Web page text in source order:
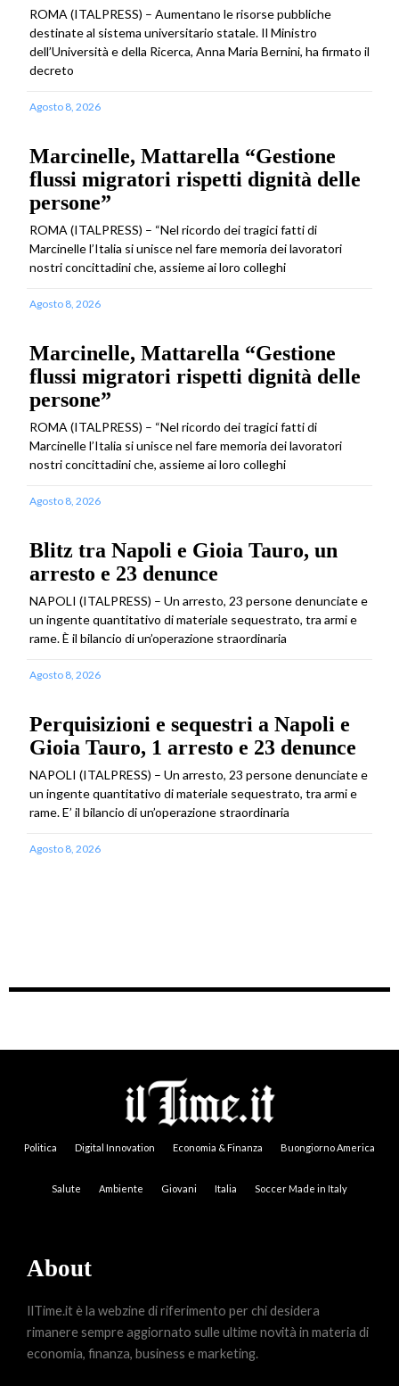
ROMA (ITALPRESS) – Aumentano le risorse pubbliche
destinate al sistema universitario statale. Il Ministro
dell’Università e della Ricerca, Anna Maria Bernini, ha firmato il
decreto
Agosto 8, 2026
Marcinelle, Mattarella “Gestione
flussi migratori rispetti dignità delle
persone”
ROMA (ITALPRESS) – “Nel ricordo dei tragici fatti di
Marcinelle l’Italia si unisce nel fare memoria dei lavoratori
nostri concittadini che, assieme ai loro colleghi
Agosto 8, 2026
Marcinelle, Mattarella “Gestione
flussi migratori rispetti dignità delle
persone”
ROMA (ITALPRESS) – “Nel ricordo dei tragici fatti di
Marcinelle l’Italia si unisce nel fare memoria dei lavoratori
nostri concittadini che, assieme ai loro colleghi
Agosto 8, 2026
Blitz tra Napoli e Gioia Tauro, un
arresto e 23 denunce
NAPOLI (ITALPRESS) – Un arresto, 23 persone denunciate e
un ingente quantitativo di materiale sequestrato, tra armi e
rame. È il bilancio di un’operazione straordinaria
Agosto 8, 2026
Perquisizioni e sequestri a Napoli e
Gioia Tauro, 1 arresto e 23 denunce
NAPOLI (ITALPRESS) – Un arresto, 23 persone denunciate e
un ingente quantitativo di materiale sequestrato, tra armi e
rame. E’ il bilancio di un’operazione straordinaria
Agosto 8, 2026
Politica Digital Innovation Economia & Finanza Buongiorno America
Salute Ambiente Giovani Italia Soccer Made in Italy
About
IlTime.it è la webzine di riferimento per chi desidera
rimanere sempre aggiornato sulle ultime novità in materia di
economia, finanza, business e marketing.